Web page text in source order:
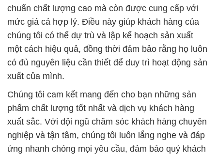
chuẩn chất lượng cao mà còn được cung cấp với
mức giá cả hợp lý. Điều này giúp khách hàng của
chúng tôi có thể dự trù và lập kế hoạch sản xuất
một cách hiệu quả, đồng thời đảm bảo rằng họ luôn
có đủ nguyên liệu cần thiết để duy trì hoạt động sản
xuất của mình.
Chúng tôi cam kết mang đến cho bạn những sản
phẩm chất lượng tốt nhất và dịch vụ khách hàng
xuất sắc. Với đội ngũ chăm sóc khách hàng chuyên
nghiệp và tận tâm, chúng tôi luôn lắng nghe và đáp
ứng nhanh chóng mọi yêu cầu, đảm bảo quý khách